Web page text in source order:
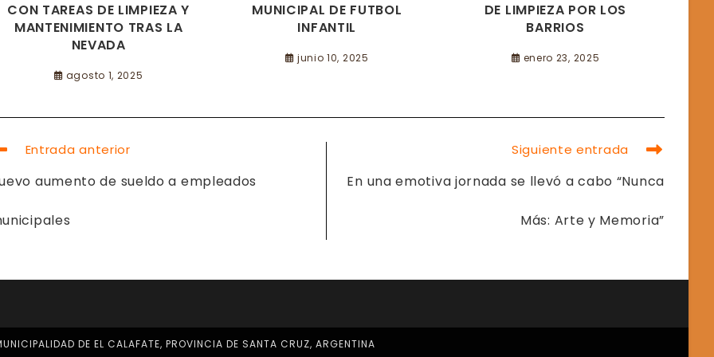
CON TAREAS DE LIMPIEZA Y
MANTENIMIENTO TRAS LA
NEVADA
agosto 1, 2025
MUNICIPAL DE FUTBOL
INFANTIL
junio 10, 2025
DE LIMPIEZA POR LOS
BARRIOS
enero 23, 2025
Entrada anterior
aumento de sueldo a empleados
Siguiente entrada
En una emotiva jornada se llevó a cabo “Nunca
Más: Arte y Memoria”
DE EL CALAFATE, PROVINCIA DE SANTA CRUZ, ARGENTINA